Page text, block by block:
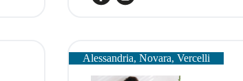
Alessandria, Novara, Vercelli